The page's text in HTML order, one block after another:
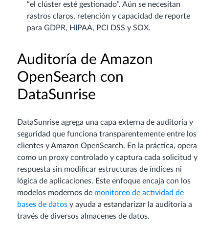
“el clúster esté gestionado”. Aún se necesitan
rastros claros, retención y capacidad de reporte
para GDPR, HIPAA, PCI DSS y SOX.
Auditoría de Amazon
OpenSearch con
DataSunrise
DataSunrise agrega una capa externa de auditoría y
seguridad que funciona transparentemente entre los
clientes y Amazon OpenSearch. En la práctica, opera
como un proxy controlado y captura cada solicitud y
respuesta sin modificar estructuras de índices ni
lógica de aplicaciones. Este enfoque encaja con los
modelos modernos de monitoreo de actividad de
bases de datos y ayuda a estandarizar la auditoría a
través de diversos almacenes de datos.